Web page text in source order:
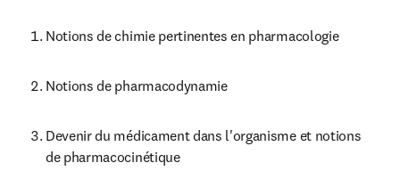
Notions de chimie pertinentes en pharmacologie
Notions de pharmacodynamie
Devenir du médicament dans l'organisme et notions
de pharmacocinétique